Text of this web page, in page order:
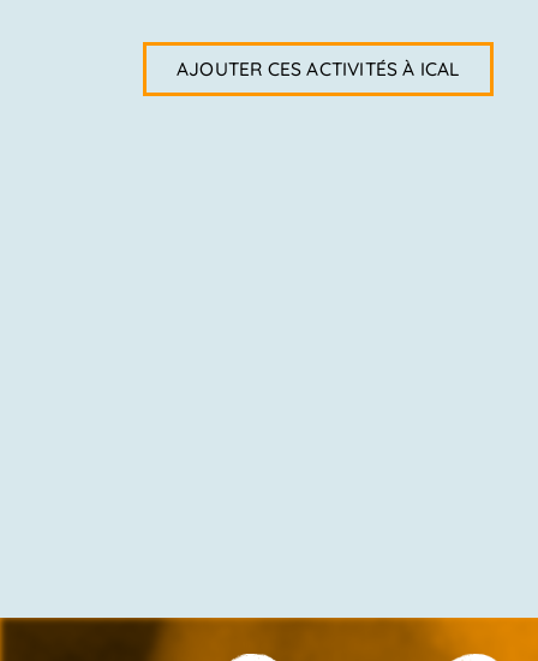
AJOUTER CES ACTIVITÉS À ICAL